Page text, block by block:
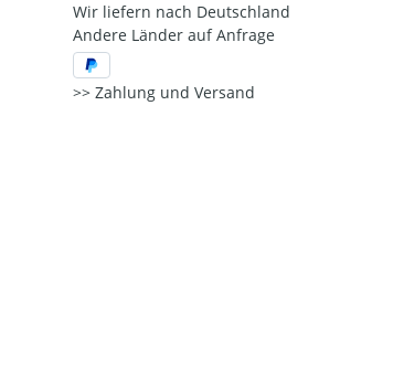
Wir liefern nach Deutschland
Andere Länder auf Anfrage
Zahlung und Versand